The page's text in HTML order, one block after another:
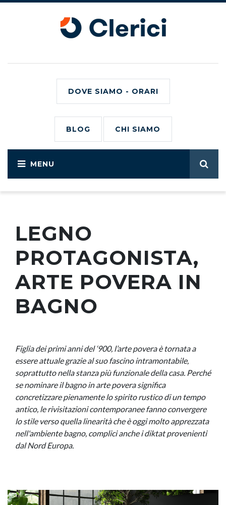
DOVE SIAMO - ORARI
BLOG CHI SIAMO
LEGNO
PROTAGONISTA,
ARTE POVERA IN
BAGNO
Figlia dei primi anni del ‘900, l’arte povera è tornata a
essere attuale grazie al suo fascino intramontabile,
soprattutto nella stanza più funzionale della casa. Perché
se nominare il bagno in arte povera significa
concretizzare pienamente lo spirito rustico di un tempo
antico, le rivisitazioni contemporanee fanno convergere
lo stile verso quella linearità che è oggi molto apprezzata
nell'ambiente bagno, complici anche i diktat provenienti
dal Nord Europa.